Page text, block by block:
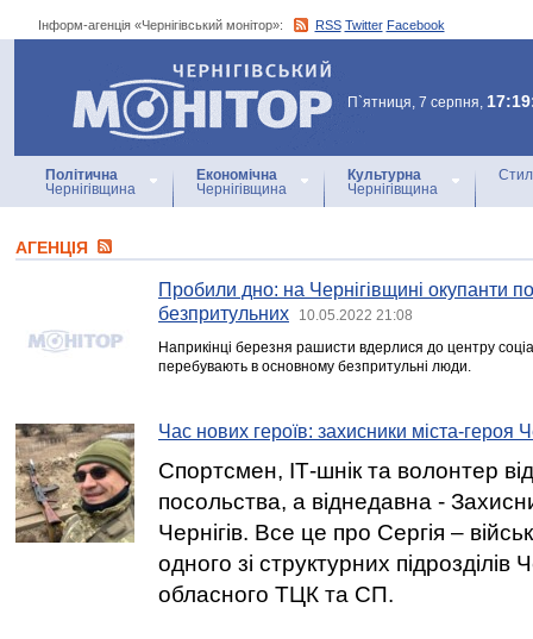
Інформ-агенція «Чернігівський монітор»: RSS Twitter Facebook
Інформ-агенція
«Чернігівський монітор»
П`ятниця, 7 серпня,
Політична
Чернігівщина
Економічна
Чернігівщина
Культурна
Чернігівщина
АГЕНЦIЯ
Пробили дно: на Чернігівщині окупанти
безпритульних
10.05.2022 21:08
Наприкінці березня рашисти вдерлися до центру
перебувають в основному безпритульні люди.
Час нових героїв: захисники міста-героя
Спортсмен, ІТ-шнік та волонтер
посольства, а віднедавна -
Чернігів. Все це про Сергія –
одного зі структурних підрозділів
обласного ТЦК та СП.